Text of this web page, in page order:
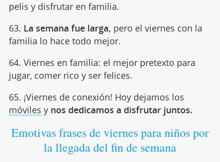
pelis y disfrutar en familia.
63. La semana fue larga, pero el viernes con la
familia lo hace todo mejor.
64. Viernes en familia: el mejor pretexto para
jugar, comer rico y ser felices.
65. ¡Viernes de conexión! Hoy dejamos los
móviles ynos dedicamos a disfrutar juntos.
Emotivas frases de viernes para niños por
la llegada del fin de semana